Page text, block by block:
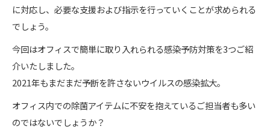
に対応し、必要な支援および指示を行っていくことが求められる
でしょう。
今回はオフィスで簡単に取り入れられる感染予防対策を3つご紹
介いたしました。
2021年もまだまだ予断を許さないウイルスの感染拡大。
オフィス内での除菌アイテムに不安を抱えているご担当者も多い
のではないでしょうか？